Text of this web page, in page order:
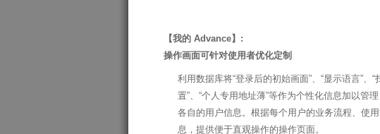
【我的 Advance】:
操作画面可针对使用者优化定制
利用数据库将“登录后的初始画面”、“显示语言”、“
置”、“个人专用地址薄”等作为个性化信息加以管
各自的用户信息。根据每个用户的业务流程、使
息，提供便于直观操作的操作页面。